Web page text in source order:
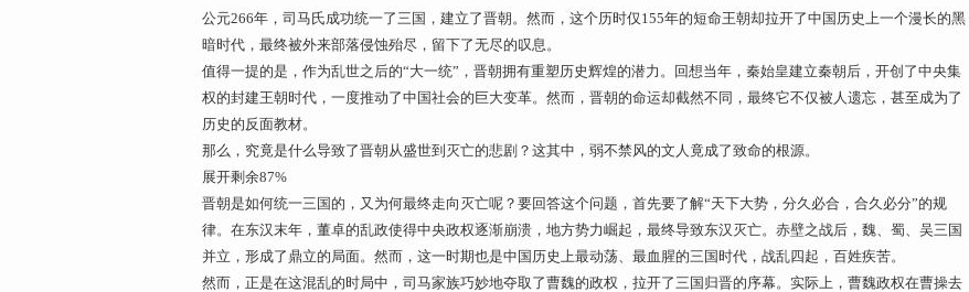
公元266年，司马氏成功统一了三国，建立了晋朝。然而，这个历时仅155年的短命王朝却拉开了中国历史上一个漫长的黑
暗时代，最终被外来部落侵蚀殆尽，留下了无尽的叹息。
值得一提的是，作为乱世之后的“大一统”，晋朝拥有重塑历史辉煌的潜力。回想当年，秦始皇建立秦朝后，开创了中央集
权的封建王朝时代，一度推动了中国社会的巨大变革。然而，晋朝的命运却截然不同，最终它不仅被人遗忘，甚至成为了
历史的反面教材。
那么，究竟是什么导致了晋朝从盛世到灭亡的悲剧？这其中，弱不禁风的文人竟成了致命的根源。
展开剩余87%
晋朝是如何统一三国的，又为何最终走向灭亡呢？要回答这个问题，首先要了解“天下大势，分久必合，合久必分”的规
律。在东汉末年，董卓的乱政使得中央政权逐渐崩溃，地方势力崛起，最终导致东汉灭亡。赤壁之战后，魏、蜀、吴三国
并立，形成了鼎立的局面。然而，这一时期也是中国历史上最动荡、最血腥的三国时代，战乱四起，百姓疾苦。
然而，正是在这混乱的时局中，司马家族巧妙地夺取了曹魏的政权，拉开了三国归晋的序幕。实际上，曹魏政权在曹操去